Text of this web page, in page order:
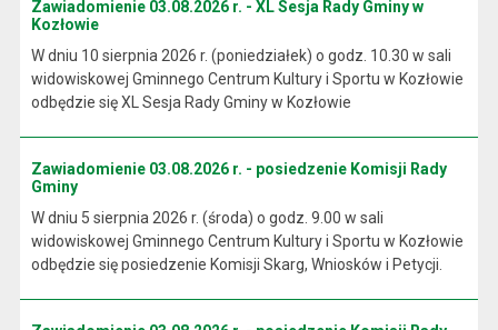
Zawiadomienie 03.08.2026 r. - XL Sesja Rady Gminy w
Kozłowie
W dniu 10 sierpnia 2026 r. (poniedziałek) o godz. 10.30 w sali
widowiskowej Gminnego Centrum Kultury i Sportu w Kozłowie
odbędzie się XL Sesja Rady Gminy w Kozłowie
Zawiadomienie 03.08.2026 r. - posiedzenie Komisji Rady
Gminy
W dniu 5 sierpnia 2026 r. (środa) o godz. 9.00 w sali
widowiskowej Gminnego Centrum Kultury i Sportu w Kozłowie
odbędzie się posiedzenie Komisji Skarg, Wniosków i Petycji.